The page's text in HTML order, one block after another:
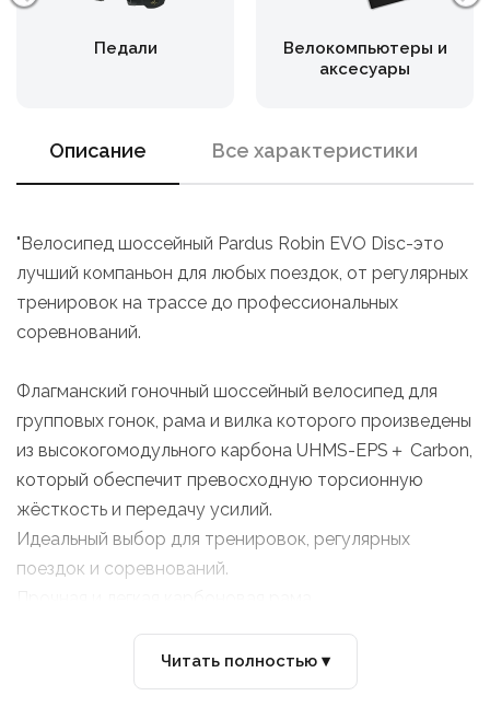
Педали
Велокомпьютеры и
аксесуары
Описание Все характеристики
"Велосипед шоссейный Pardus Robin EVO Disc-это
лучший компаньон для любых поездок, от регулярных
тренировок на трассе до профессиональных
соревнований.
Флагманский гоночный шоссейный велосипед для
групповых гонок, рама и вилка которого произведены
из высокогомодульного карбона UHMS-EPS＋ Carbon,
который обеспечит превосходную торсионную
жёсткость и передачу усилий.
Идеальный выбор для тренировок, регулярных
поездок и соревнований.
Читать полностью ▾